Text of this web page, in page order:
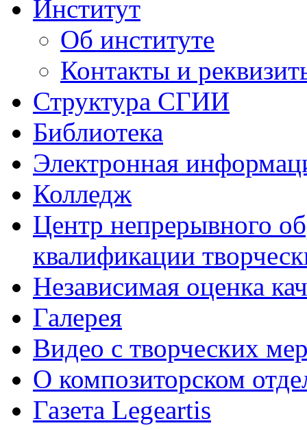
Институт
Об институте
Контакты и
Структура СГИИ
Библиотека
Электронная
Колледж
Центр непрерывного
квалификации
Независимая оценка
Галерея
Видео с творческих
О композиторском
Газета Legeartis